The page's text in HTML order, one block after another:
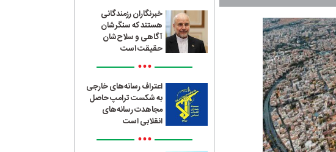
خبرنگاران رزمندگانی
هستند که سنگرشان
آگاهی و سلاح‌شان
حقیقت است
•••
اعتراف رسانه‌های خارجی
به شکست ترامپ حاصل
مجاهدت رسانه‌های
انقلابی است
•••